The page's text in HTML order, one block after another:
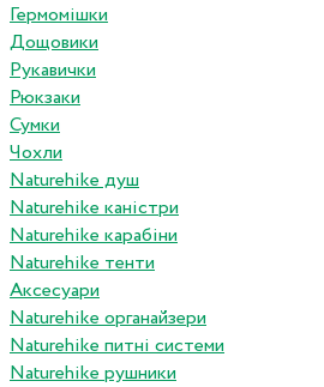
Гермомішки
Дощовики
Рукавички
Рюкзаки
Сумки
Чохли
Naturehike душ
Naturehike каністри
Naturehike карабіни
Naturehike тенти
Аксесуари
Naturehike органайзери
Naturehike питні системи
Naturehike рушники